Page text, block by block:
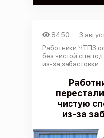
8450
3
Работники ЧТПЗ
без чистой
из-за забастовки ...
чистую
из-за